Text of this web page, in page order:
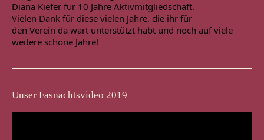
Diana Kiefer für 10 Jahre Aktivmitgliedschaft.
Vielen Dank für diese vielen Jahre, die ihr für
den Verein da wart unterstützt habt und noch auf viele
weitere schöne Jahre!
Unser Fasnachtsvideo 2019